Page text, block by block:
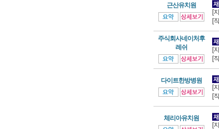
근산유치원
[
[
주식회사네이처후
레쉬
[
[
다이트한방병원
[
[
체리아유치원
[